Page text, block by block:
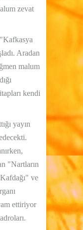
zevat
Aradan
malum
kendi
yayın
"Nartların
ve
ettiriyor